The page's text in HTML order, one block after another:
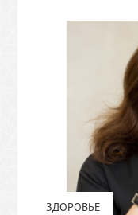
ЗДОРОВЬЕ